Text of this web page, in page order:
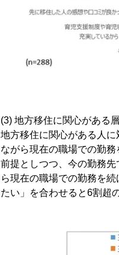
(3) 地方移住に関心がある
地方移住に関心がある人
ながら現在の職場での勤
前提としつつ、今の勤務
ら現在の職場での勤務を
たい」を合わせると6割超